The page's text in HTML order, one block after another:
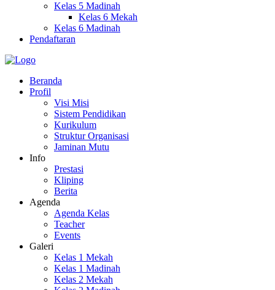
Kelas 5 Madinah
Kelas 6 Mekah
Kelas 6 Madinah
Pendaftaran
Beranda
Profil
Visi Misi
Sistem Pendidikan
Kurikulum
Struktur Organisasi
Jaminan Mutu
Info
Prestasi
Kliping
Berita
Agenda
Agenda Kelas
Teacher
Events
Galeri
Kelas 1 Mekah
Kelas 1 Madinah
Kelas 2 Mekah